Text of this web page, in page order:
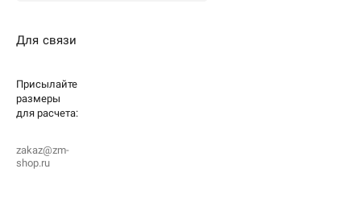
Для связи
Присылайте
размеры
для расчета:
zakaz@zm-
shop.ru